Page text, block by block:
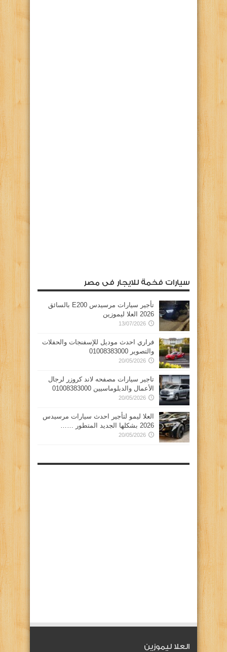
سيارات فخمة للايجار فى مصر
تأجير سيارات مرسيدس E200 بالسائق
2026 العلا ليموزين
13/07/2026
فراري احدث موديل للإسفنجات والحفلات
والتصوير 01008383000
20/05/2026
تاجير سيارات مصفحه لاند كروزر لرجال
الأعمال والدبلوماسيين 01008383000
20/05/2026
العلا ليمو لتأجير احدث سيارات مرسيدس
2026 بشكلها الجديد المتطور ……
20/05/2026
العلا ليموزين